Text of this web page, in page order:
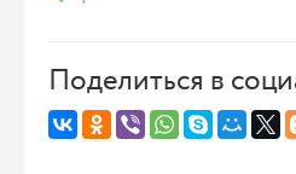
Поделиться в